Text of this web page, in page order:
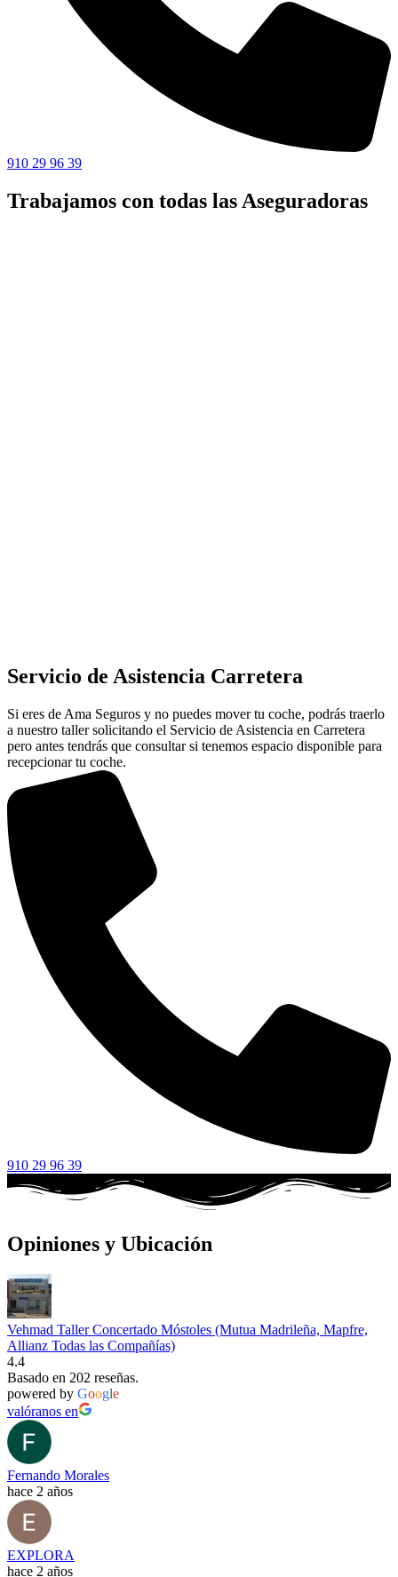
910 29 96 39
Trabajamos con todas las Aseguradoras
Servicio de Asistencia Carretera
Si eres de Ama Seguros y no puedes mover tu coche, podrás traerlo
a nuestro taller solicitando el Servicio de Asistencia en Carretera
pero antes tendrás que consultar si tenemos espacio disponible para
recepcionar tu coche.
910 29 96 39
Opiniones y Ubicación
Vehmad Taller Concertado Móstoles (Mutua Madrileña, Mapfre,
Allianz Todas las Compañías)
4.4
Basado en 202 reseñas.
powered by Google
valóranos en
Fernando Morales
hace 2 años
EXPLORA
hace 2 años